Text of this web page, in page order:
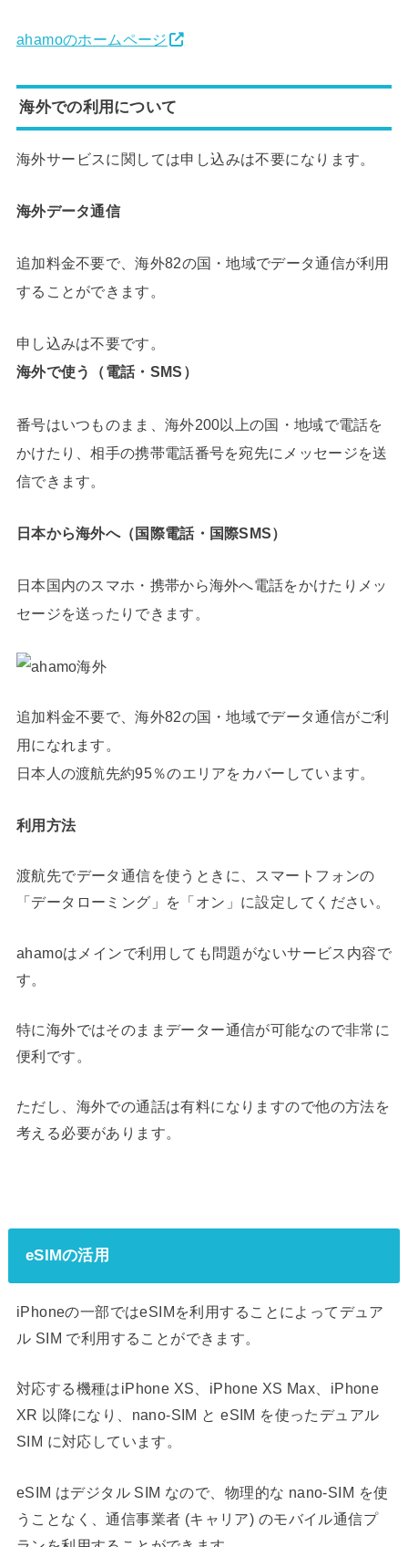
ahamoのホームページ
海外での利用について
海外サービスに関しては申し込みは不要になります。
海外データ通信
追加料金不要で、海外82の国・地域でデータ通信が利用
することができます。
申し込みは不要です。
海外で使う（電話・SMS）
番号はいつものまま、海外200以上の国・地域で電話を
かけたり、相手の携帯電話番号を宛先にメッセージを送
信できます。
日本から海外へ（国際電話・国際SMS）
日本国内のスマホ・携帯から海外へ電話をかけたりメッ
セージを送ったりできます。
追加料金不要で、海外82の国・地域でデータ通信がご利
用になれます。
日本人の渡航先約95％のエリアをカバーしています。
利用方法
渡航先でデータ通信を使うときに、スマートフォンの
「データローミング」を「オン」に設定してください。
ahamoはメインで利用しても問題がないサービス内容で
す。
特に海外ではそのままデーター通信が可能なので非常に
便利です。
ただし、海外での通話は有料になりますので他の方法を
考える必要があります。
eSIMの活用
iPhoneの一部ではeSIMを利用することによってデュア
ル SIM で利用することができます。
対応する機種はiPhone XS、iPhone XS Max、iPhone
XR 以降になり、nano-SIM と eSIM を使ったデュアル
SIM に対応しています。
eSIM はデジタル SIM なので、物理的な nano-SIM を使
うことなく、通信事業者 (キャリア) のモバイル通信プ